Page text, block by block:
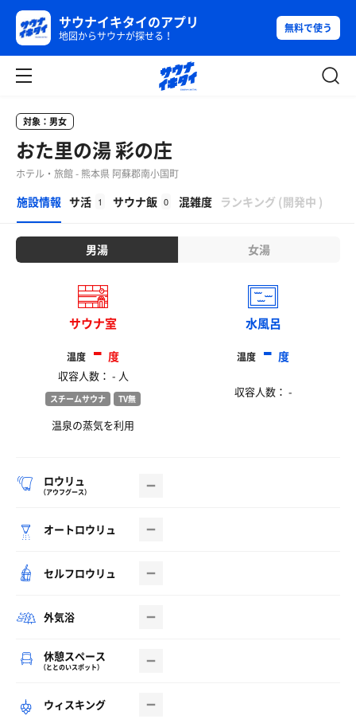
サウナイキタイのアプリ
地図からサウナが探せる！
無料で使う
対象：男女
おた里の湯 彩の庄
ホテル・旅館 - 熊本県 阿蘇郡南小国町
施設情報 サ活 1 サウナ飯 0 混雑度 ランキング (開発中 )
男湯 女湯
サウナ室
温度 -度
収容人数： - 人
スチームサウナ TV無
温泉の蒸気を利用
水風呂
温度 -度
収容人数： -
ロウリュ
（アウフグース）
オートロウリュ
セルフロウリュ
外気浴
休憩スペース
（ととのいスポット）
ウィスキング